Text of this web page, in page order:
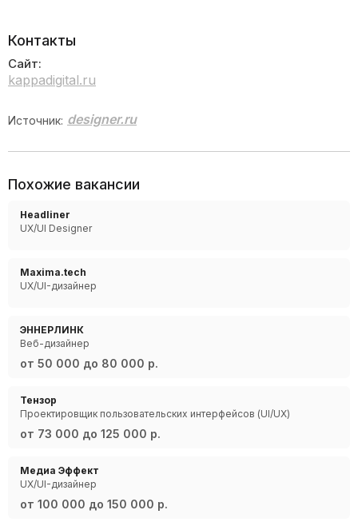
Контакты
Сайт:
kappadigital.ru
Источник: designer.ru
Похожие вакансии
Headliner
UX/UI Designer
Maxima.tech
UX/UI-дизайнер
ЭННЕРЛИНК
Веб-дизайнер
от 50 000 до 80 000 р.
Тензор
Проектировщик пользовательских интерфейсов (UI/UX)
от 73 000 до 125 000 р.
Медиа Эффект
UX/UI-дизайнер
от 100 000 до 150 000 р.